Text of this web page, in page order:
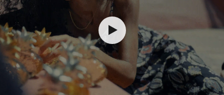
ZUM BESTEN ONLINE-COMMERCE-SITE
2025 vom Magazin Capital gewählt